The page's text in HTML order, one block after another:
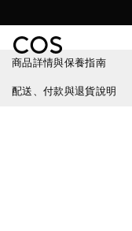
商品詳情與保養指南
配送、付款與退貨說明